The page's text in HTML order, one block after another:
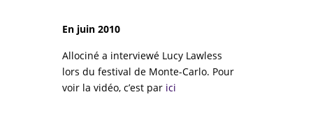
En juin 2010
Allociné a interviewé Lucy Lawless
lors du festival de Monte-Carlo. Pour
voir la vidéo, c’est par ici